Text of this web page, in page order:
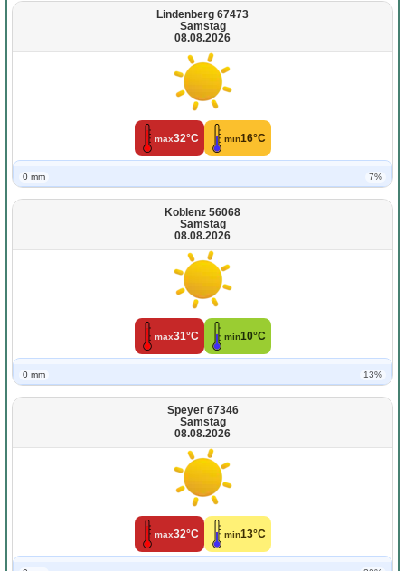
Lindenberg 67473
Samstag
08.08.2026
max32°C min16°C
0 mm 7%
Koblenz 56068
Samstag
08.08.2026
max31°C min10°C
0 mm 13%
Speyer 67346
Samstag
08.08.2026
max32°C min13°C